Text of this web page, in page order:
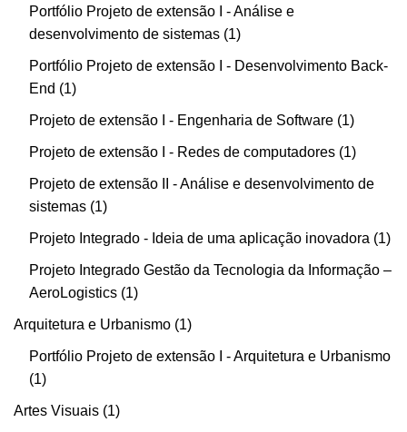
Portfólio Projeto de extensão I - Análise e
desenvolvimento de sistemas 1
Portfólio Projeto de extensão I - Desenvolvimento Back-
End
1
Projeto de extensão I - Engenharia de Software 1
Projeto de extensão I - Redes de computadores 1
Projeto de extensão II - Análise e desenvolvimento de
sistemas 1
Projeto Integrado - Ideia de uma aplicação inovadora 1
Projeto Integrado Gestão da Tecnologia da Informação –
AeroLogistics 1
Arquitetura e Urbanismo 1
Portfólio Projeto de extensão I - Arquitetura e Urbanismo
1
Artes Visuais 1